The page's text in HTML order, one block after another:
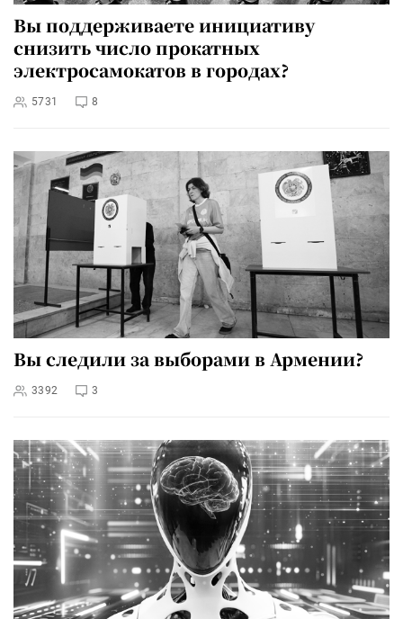
Вы поддерживаете инициативу
снизить число прокатных
электросамокатов в городах?
5731 8
Вы следили за выборами в Армении?
3392 3